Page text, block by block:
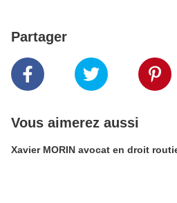
Partager
Vous aimerez aussi
Xavier MORIN avocat en droit